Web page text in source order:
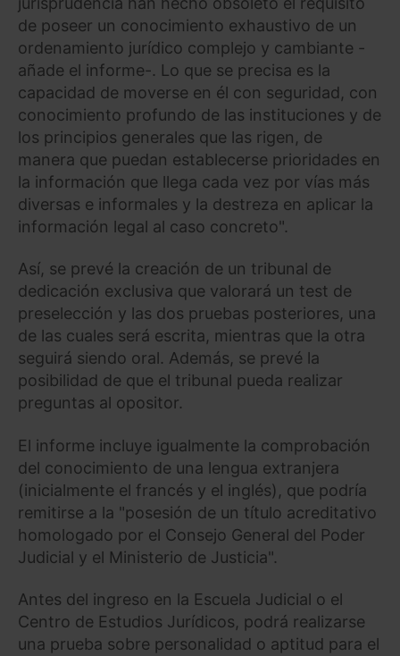
de poseer un conocimiento exhaustivo de un
ordenamiento jurídico complejo y cambiante -
añade el informe-. Lo que se precisa es la
capacidad de moverse en él con seguridad, con
conocimiento profundo de las instituciones y de
los principios generales que las rigen, de
manera que puedan establecerse prioridades en
la información que llega cada vez por vías más
diversas e informales y la destreza en aplicar la
información legal al caso concreto".
Así, se prevé la creación de un tribunal de
dedicación exclusiva que valorará un test de
preselección y las dos pruebas posteriores, una
de las cuales será escrita, mientras que la otra
seguirá siendo oral. Además, se prevé la
posibilidad de que el tribunal pueda realizar
preguntas al opositor.
El informe incluye igualmente la comprobación
del conocimiento de una lengua extranjera
(inicialmente el francés y el inglés), que podría
remitirse a la "posesión de un título acreditativo
homologado por el Consejo General del Poder
Judicial y el Ministerio de Justicia".
Antes del ingreso en la Escuela Judicial o el
Centro de Estudios Jurídicos, podrá realizarse
una prueba sobre personalidad o aptitud para el